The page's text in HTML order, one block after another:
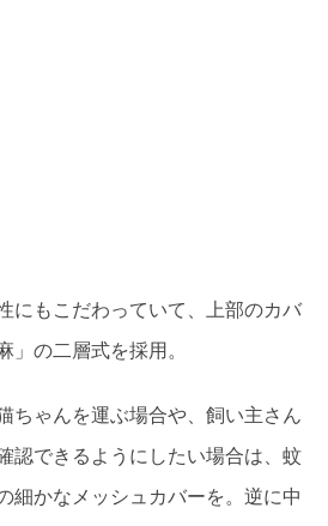
にもこだわっていて、上部のカバ
」の二層式を採用。
ちゃんを運ぶ場合や、飼い主さん
認できるようにしたい場合は、蚊
細かなメッシュカバーを。逆に中